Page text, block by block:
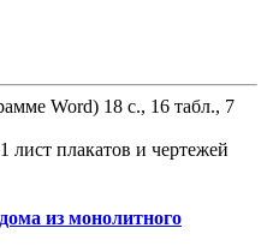
Word) 18 с., 16 табл., 7
плакатов и чертежей
из монолитного